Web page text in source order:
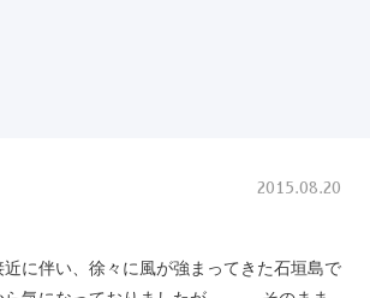
2015.08.20
に伴い、徐々に風が強まってきた石垣島で